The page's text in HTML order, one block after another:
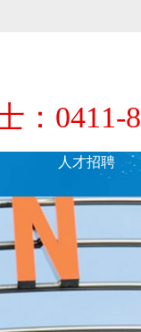
：0411-
人才招聘